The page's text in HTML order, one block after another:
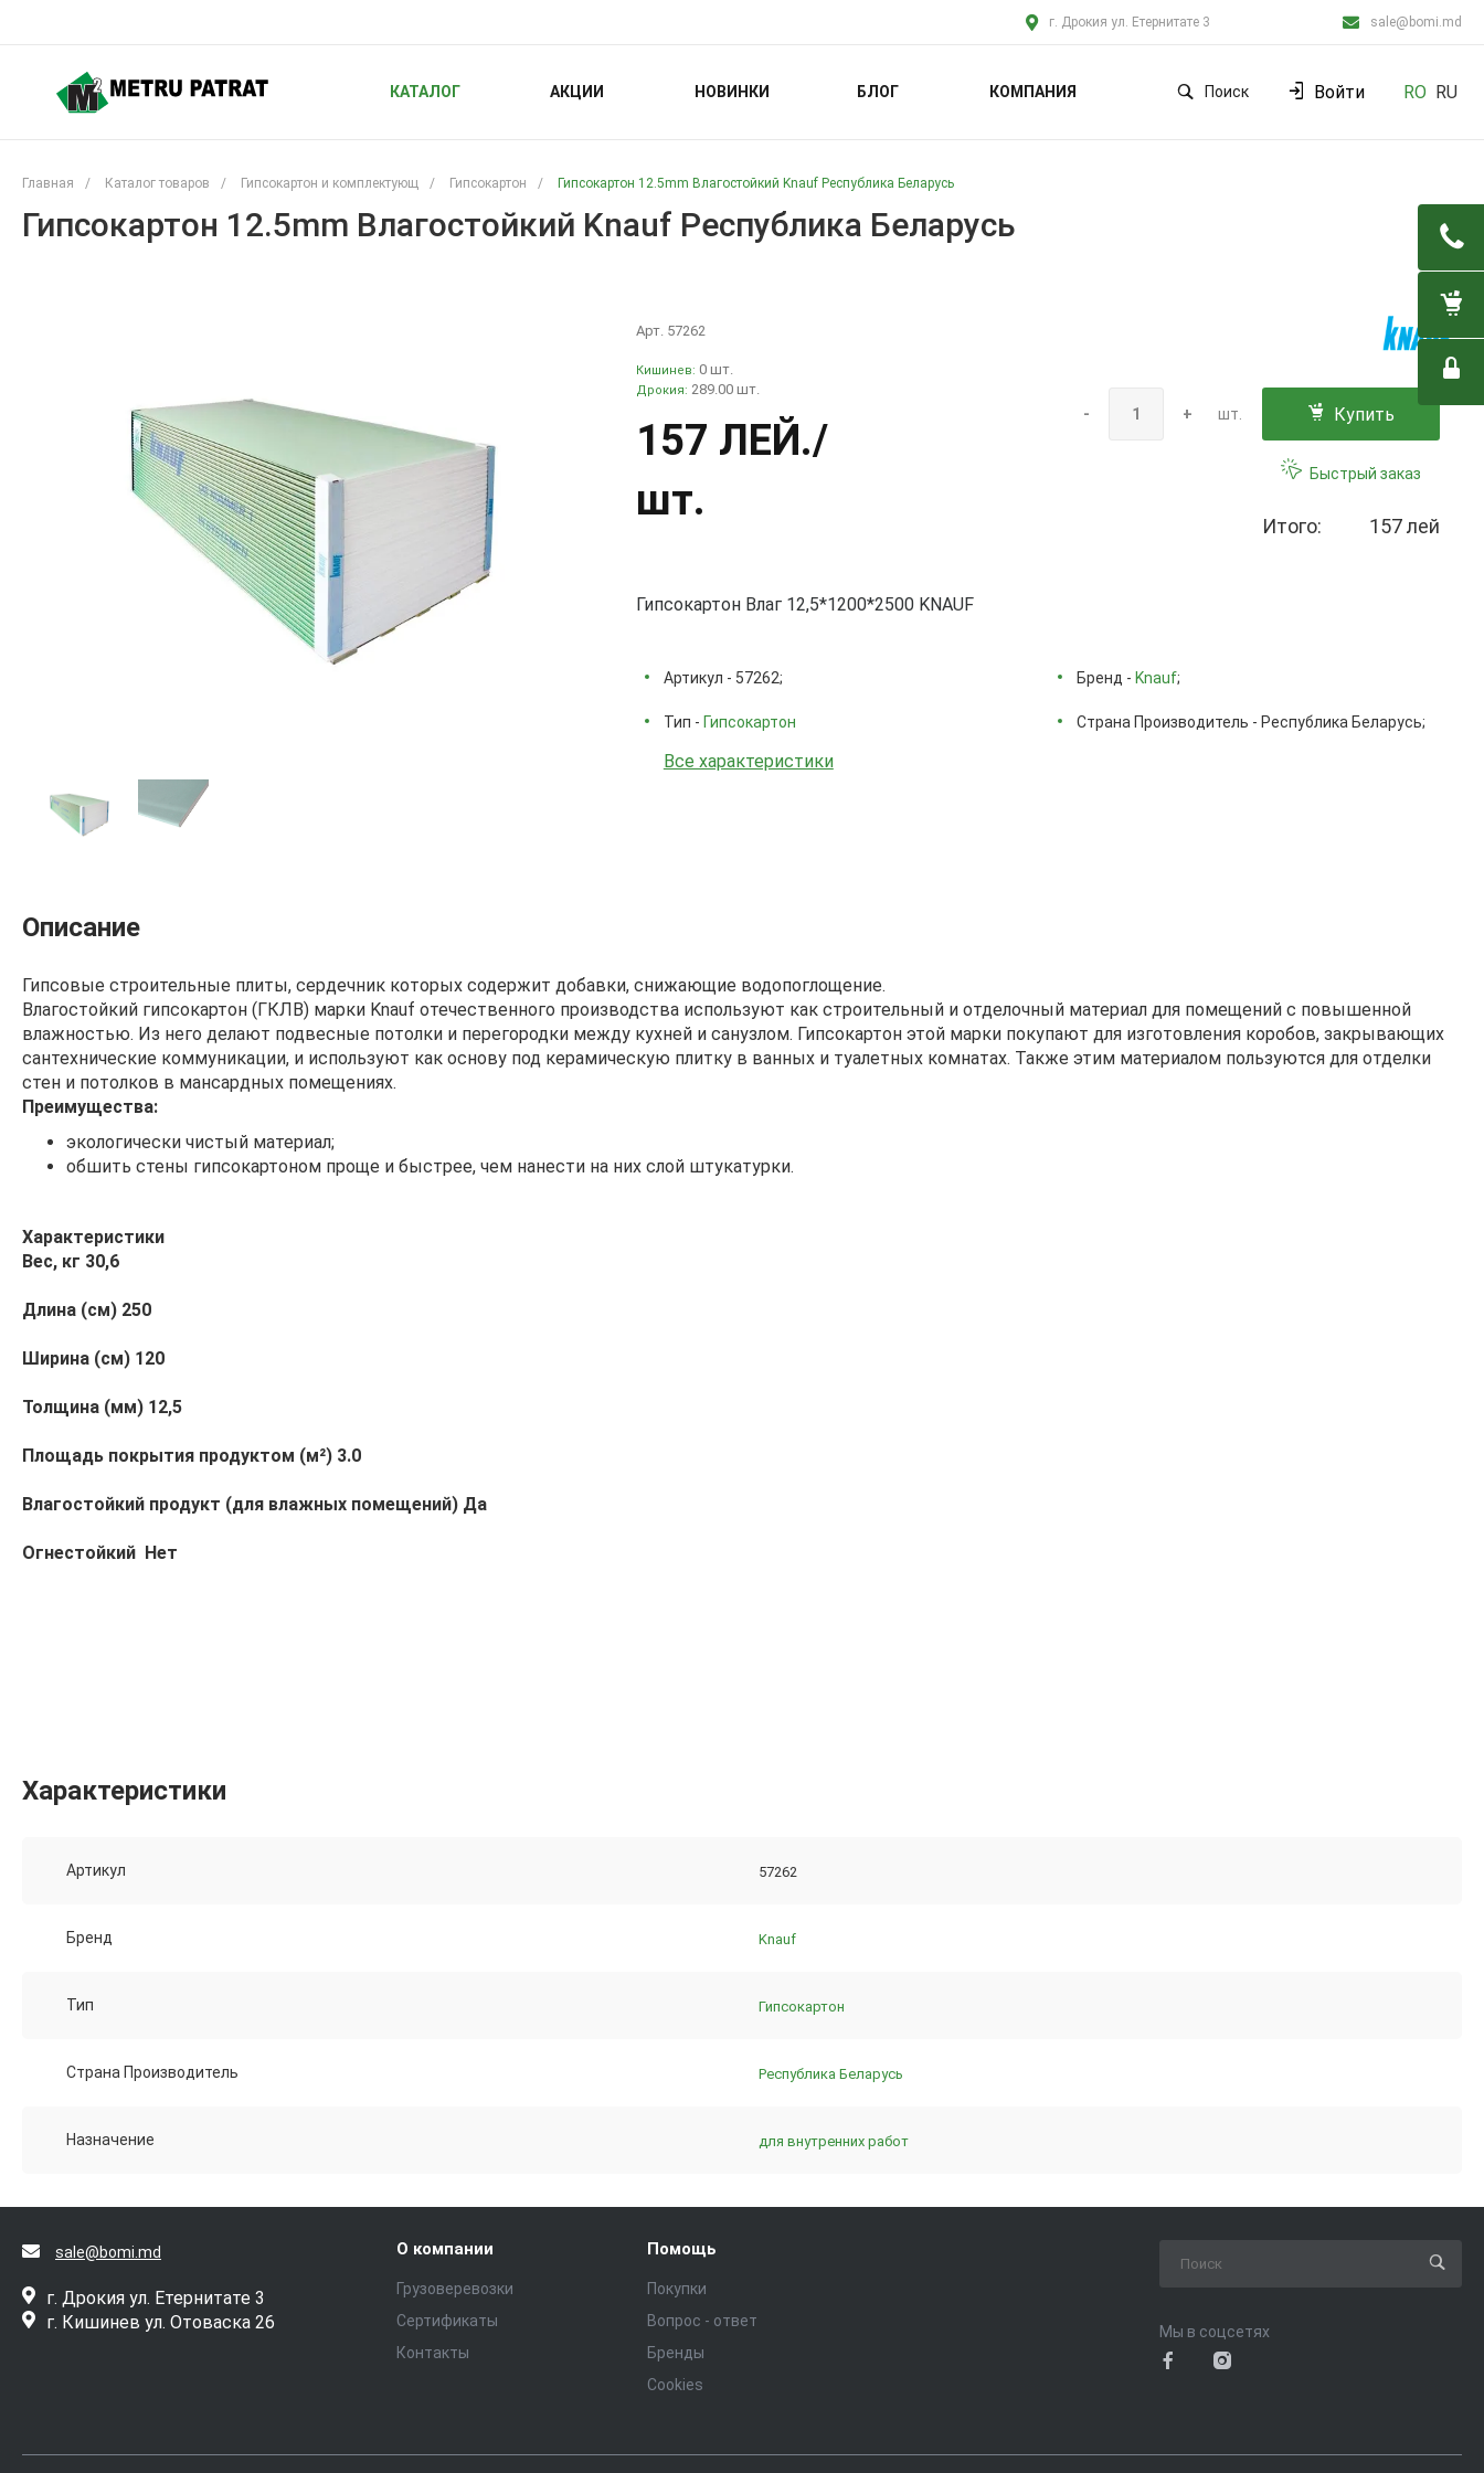
г. Дрокия ул. Етернитате 3 sale@bomi.md
КАТАЛОГ АКЦИИ НОВИНКИ БЛОГ КОМПАНИЯ Поиск Войти RO RU
Главная / Каталог товаров / Гипсокартон и комплектующ / Гипсокартон / Гипсокартон 12.5mm Влагостойкий Knauf Республика Беларусь
Гипсокартон 12.5mm Влагостойкий Knauf Республика Беларусь
Арт. 57262
Кишинев: 0 шт.
Дрокия: 289.00 шт.
157 ЛЕЙ./
шт.
- + шт. Купить
Быстрый заказ
Итого: 157 лей
Гипсокартон Влаг 12,5*1200*2500 KNAUF
Артикул - 57262; Бренд - Knauf;
Тип - Гипсокартон Страна Производитель - Республика Беларусь;
Все характеристики
Описание
Гипсовые строительные плиты, сердечник которых содержит добавки, снижающие водопоглощение.
Влагостойкий гипсокартон (ГКЛВ) марки Knauf отечественного производства используют как строительный и отделочный материал для помещений с повышенной
влажностью. Из него делают подвесные потолки и перегородки между кухней и санузлом. Гипсокартон этой марки покупают для изготовления коробов, закрывающих
сантехнические коммуникации, и используют как основу под керамическую плитку в ванных и туалетных комнатах. Также этим материалом пользуются для отделки
стен и потолков в мансардных помещениях.
Преимущества:
экологически чистый материал;
обшить стены гипсокартоном проще и быстрее, чем нанести на них слой штукатурки.
Характеристики
Вес, кг 30,6
Длина (см) 250
Ширина (см) 120
Толщина (мм) 12,5
Площадь покрытия продуктом (м²) 3.0
Влагостойкий продукт (для влажных помещений) Да
Огнестойкий Нет
Характеристики
Артикул 57262
Бренд Knauf
Тип Гипсокартон
Страна Производитель Республика Беларусь
Назначение для внутренних работ
sale@bomi.md
г. Дрокия ул. Етернитате 3
г. Кишинев ул. Отоваска 26
О компании
Грузоверевозки
Сертификаты
Контакты
Помощь
Покупки
Вопрос - ответ
Бренды
Cookies
Мы в соцсетях